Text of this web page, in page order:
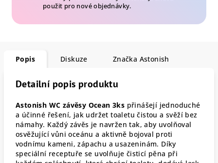
použit pro nové objednávky.
Popis Diskuze Značka Astonish
Detailní popis produktu
Astonish WC závěsy Ocean 3ks přinášejí jednoduché
a účinné řešení, jak udržet toaletu čistou a svěží bez
námahy. Každý závěs je navržen tak, aby uvolňoval
osvěžující vůni oceánu a aktivně bojoval proti
vodnímu kameni, zápachu a usazeninám. Díky
speciální receptuře se uvolňuje čisticí pěna při